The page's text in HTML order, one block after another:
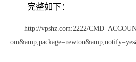
完整如下：
http://vpshz.com:2222/